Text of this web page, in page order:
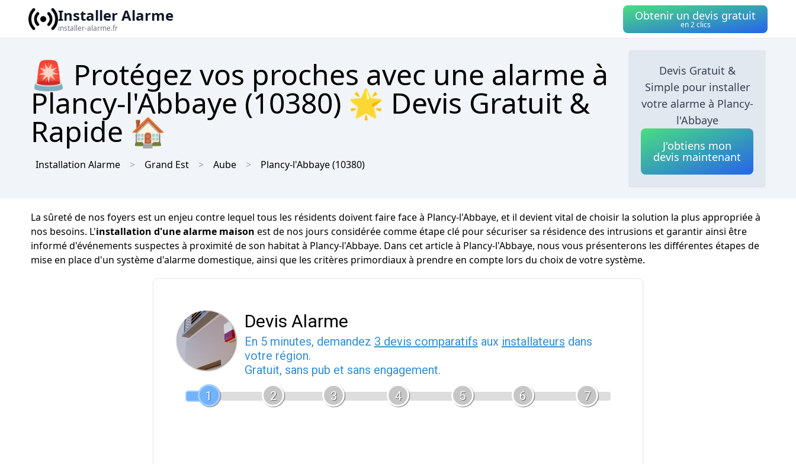
Installer Alarme
installer-alarme.fr
Obtenir un devis gratuit
en 2 clics
🚨 Protégez vos proches avec une alarme à
Plancy-l'Abbaye (10380) 🌟 Devis Gratuit &
Rapide 🏠
Installation Alarme Grand Est Aube Plancy-l'Abbaye(10380)
Devis Gratuit &
Simple pour installer
votre alarme à Plancy-
l'Abbaye
J'obtiens mon
devis maintenant
La sûreté de nos foyers est un enjeu contre lequel tous les résidents doivent faire face à Plancy-l'Abbaye, et il devient vital de choisir la solution la plus appropriée à
nos besoins. L'installation d'une alarme maison est de nos jours considérée comme étape clé pour sécuriser sa résidence des intrusions et garantir ainsi être
informé d'événements suspectes à proximité de son habitat à Plancy-l'Abbaye. Dans cet article à Plancy-l'Abbaye, nous vous présenterons les différentes étapes de
mise en place d'un système d'alarme domestique, ainsi que les critères primordiaux à prendre en compte lors du choix de votre système.
Devis Alarme
En 5 minutes, demandez 3 devis comparatifs aux installateurs dans
votre région.
Gratuit, sans pub et sans engagement.
1
2 3 4 5 6 7